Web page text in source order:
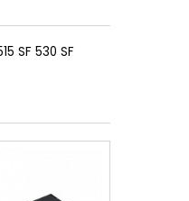
SF 530 SF